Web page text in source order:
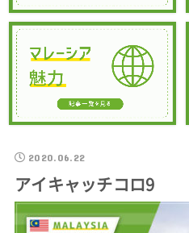
2020.06.22
アイキャッチコロ9